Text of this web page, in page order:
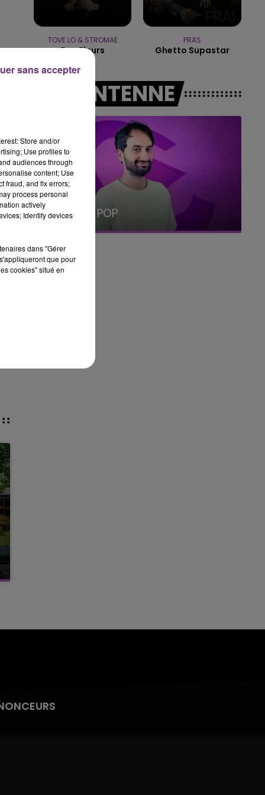
LA POP MACHINE - CHAMPAGNE FM
TOVE LO & STROMAE
Des Fleurs
PRAS
Ghetto Supastar
A L'ANTENNE
19h15 - 20h00
LA RADIO POP
Store and/or
Use profiles to
audiences through
content; Use
fraud, and fix errors;
process personal
actively
Identify devices
dans "Gérer
que pour
cookies" situé en
sans accepter